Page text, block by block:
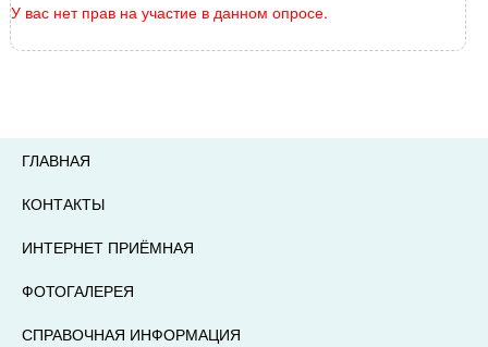
У вас нет прав на участие в данном опросе.
ГЛАВНАЯ
КОНТАКТЫ
ИНТЕРНЕТ ПРИЁМНАЯ
ФОТОГАЛЕРЕЯ
СПРАВОЧНАЯ ИНФОРМАЦИЯ